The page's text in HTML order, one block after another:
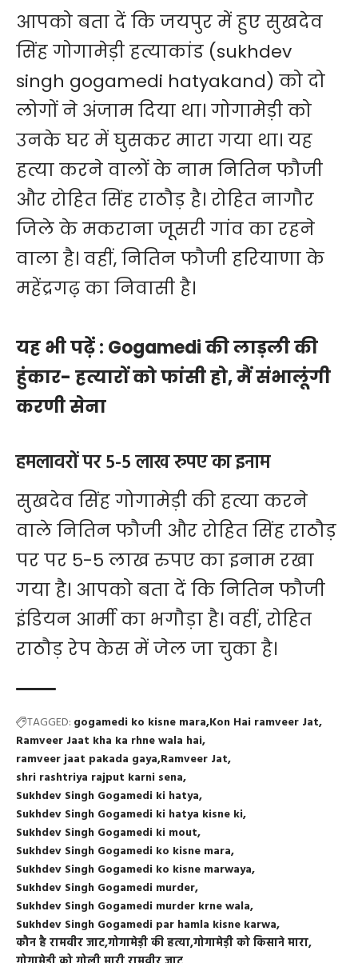
आपको बता दें कि जयपुर में हुए सुखदेव
सिंह गोगामेड़ी हत्याकांड (sukhdev
singh gogamedi hatyakand) को दो
लोगों ने अंजाम दिया था। गोगामेड़ी को
उनके घर में घुसकर मारा गया था। यह
हत्या करने वालों के नाम नितिन फौजी
और रोहित सिंह राठौड़ है। रोहित नागौर
जिले के मकराना जूसरी गांव का रहने
वाला है। वहीं, नितिन फौजी हरियाणा के
महेंद्रगढ़ का निवासी है।
यह भी पढ़ें : Gogamedi की लाड़ली की
हुंकार- हत्यारों को फांसी हो, मैं संभालूंगी
करणी सेना
हमलावरों पर 5-5 लाख रुपए का इनाम
सुखदेव सिंह गोगामेड़ी की हत्या करने
वाले नितिन फौजी और रोहित सिंह राठौड़
पर पर 5-5 लाख रुपए का इनाम रखा
गया है। आपको बता दें कि नितिन फौजी
इंडियन आर्मी का भगौड़ा है। वहीं, रोहित
राठौड़ रेप केस में जेल जा चुका है।
TAGGED: gogamedi ko kisne mara Kon Hai ramveer Jat
Ramveer Jaat kha ka rhne wala hai
ramveer jaat pakada gaya Ramveer Jat
shri rashtriya rajput karni sena
Sukhdev Singh Gogamedi ki hatya
Sukhdev Singh Gogamedi ki hatya kisne ki
Sukhdev Singh Gogamedi ki mout
Sukhdev Singh Gogamedi ko kisne mara
Sukhdev Singh Gogamedi ko kisne marwaya
Sukhdev Singh Gogamedi murder
Sukhdev Singh Gogamedi murder krne wala
Sukhdev Singh Gogamedi par hamla kisne karwa
कौन है रामवीर जाटगोगामेड़ी की हत्यागोगामेड़ी को किसाने मारा